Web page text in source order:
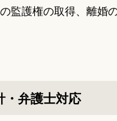
監護権の取得、離婚
・弁護士対応